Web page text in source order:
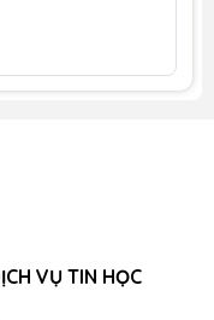
sản phẩm xin liên
VỤ TIN HỌC